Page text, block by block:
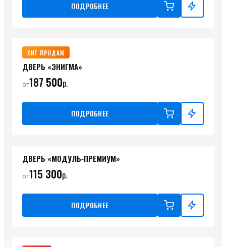
ПОДРОБНЕЕ
ХИТ ПРОДАЖ
ДВЕРЬ «ЭНИГМА»
от187 500р.
ПОДРОБНЕЕ
ДВЕРЬ «МОДУЛЬ‑ПРЕМИУМ»
от115 300р.
ПОДРОБНЕЕ